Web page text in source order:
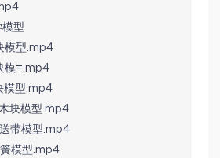
模型
模型.mp4
模=.mp4
模型.mp4
块模型.mp4
带模型.mp4
模型.mp4